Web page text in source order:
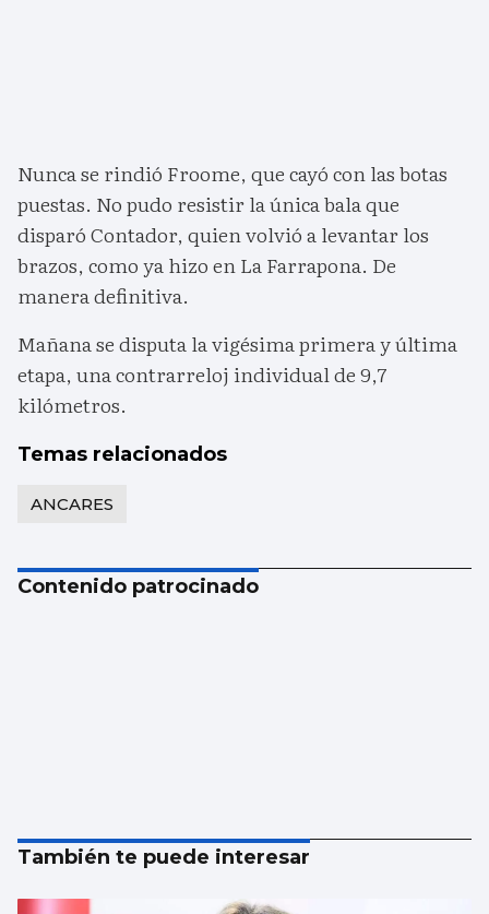
Nunca se rindió Froome, que cayó con las botas
puestas. No pudo resistir la única bala que
disparó Contador, quien volvió a levantar los
brazos, como ya hizo en La Farrapona. De
manera definitiva.
Mañana se disputa la vigésima primera y última
etapa, una contrarreloj individual de 9,7
kilómetros.
Temas relacionados
ANCARES
Contenido patrocinado
También te puede interesar